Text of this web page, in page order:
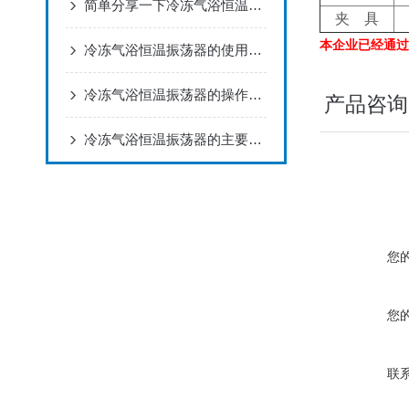
简单分享一下冷冻气浴恒温振荡器的维护方法
冷冻气浴恒温振荡器的使用方法及注意事项
冷冻气浴恒温振荡器的操作规程与保养方式说明
冷冻气浴恒温振荡器的主要特点以及适用范围
夹 具
本企业已经通
产品咨询
您
您
联